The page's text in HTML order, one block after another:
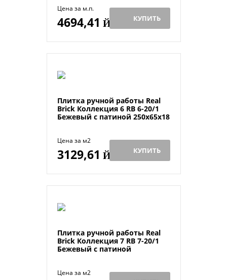
Цена за м.п.
4694,41 Й КУПИТЬ
Плитка ручной работы Real
Brick Коллекция 6 RB 6-20/1
Бежевый с патиной 250х65х18
Цена за м2
3129,61 Й КУПИТЬ
Плитка ручной работы Real
Brick Коллекция 7 RB 7-20/1
Бежевый с патиной
Цена за м2